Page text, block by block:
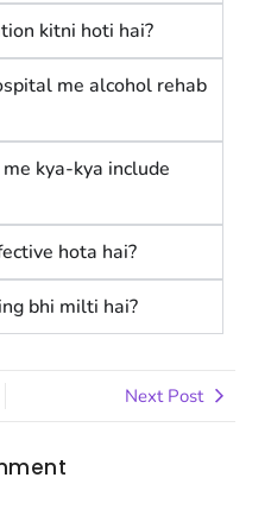
kitni hoti hai?
me alcohol rehab
kya-kya include
hota hai?
bhi milti hai?
Next Post